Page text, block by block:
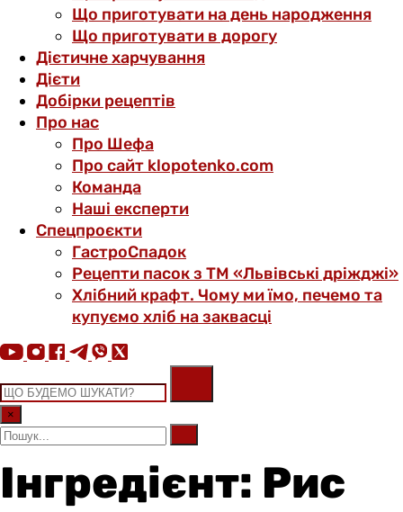
Що приготувати на день народження
Що приготувати в дорогу
Дієтичне харчування
Дієти
Добірки рецептів
Про нас
Про Шефа
Про сайт klopotenko.com
Команда
Наші експерти
Спецпроєкти
ГастроСпадок
Рецепти пасок з ТМ «Львівські дріжджі»
Хлібний крафт. Чому ми їмо, печемо та
купуємо хліб на заквасці
×
Інгредієнт: Рис